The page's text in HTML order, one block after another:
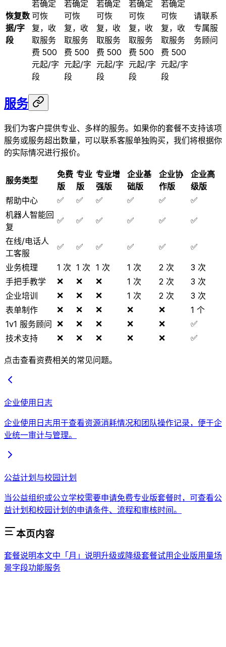
恢复数
据/字
段
若确定
可恢
复，收
取服务
费 500
元起/字
段
若确定
可恢
复，收
取服务
费 500
元起/字
段
若确定
可恢
复，收
取服务
费 500
元起/字
段
若确定
可恢
复，收
取服务
费 500
元起/字
段
若确定
可恢
复，收
取服务
费 500
元起/字
段
请联系
专属服
务顾问
服务
我们为客户提供专业、多样的服务。如果你的套餐不支持该项
服务或服务超出数量，可以联系客服单独购买，我们将根据你
的实际情况进行报价。
服务类型
免费
版
专业
版
专业增
强版
企业基
础版
企业协
作版
企业高
级版
帮助中心
✅ ✅ ✅ ✅ ✅
✅
机器人智能回
复
✅ ✅ ✅ ✅ ✅ ✅
在线/电话人
工客服
✅ ✅ ✅ ✅ ✅ ✅
业务梳理 1 次 1 次 1 次 1 次 2 次
3 次
手把手教学
❌ ❌ ❌ 1 次 2 次
3 次
企业培训
❌ ❌ ❌ 1 次 2 次
3 次
表单制作
❌ ❌ ❌ ❌ ❌
1 个
1v1 服务顾问 ❌ ❌ ❌ ❌ ❌
✅
技术支持
❌ ❌ ❌ ❌ ❌ ✅
点击查看资费相关的常见问题。
企业使用日志
企业使用日志用于查看资源消耗情况和团队操作记录，便于企
业统一审计与管理。
公益计划与校园计划
当公益组织或公立学校需要申请免费专业版套餐时，可查看公
益计划和校园计划的申请条件、流程和审核时间。
本页内容
套餐说明本文中「月」说明升级或降级套餐试用企业版用量场
景字段功能服务